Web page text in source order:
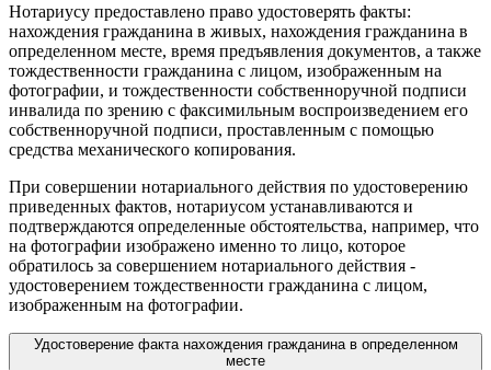
Нотариусу предоставлено право удостоверять факты:
нахождения гражданина в живых, нахождения гражданина в
определенном месте, время предъявления документов, а также
тождественности гражданина с лицом, изображенным на
фотографии, и тождественности собственноручной подписи
инвалида по зрению с факсимильным воспроизведением его
собственноручной подписи, проставленным с помощью
средства механического копирования.
При совершении нотариального действия по удостоверению
приведенных фактов, нотариусом устанавливаются и
подтверждаются определенные обстоятельства, например, что
на фотографии изображено именно то лицо, которое
обратилось за совершением нотариального действия -
удостоверением тождественности гражданина с лицом,
изображенным на фотографии.
Удостоверение факта нахождения гражданина в определенном
месте